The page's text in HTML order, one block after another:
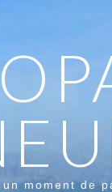
moment de